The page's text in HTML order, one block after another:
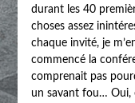
durant les 40
choses assez
chaque invité, je
commencé la
comprenait pas
un savant fou… Oui,